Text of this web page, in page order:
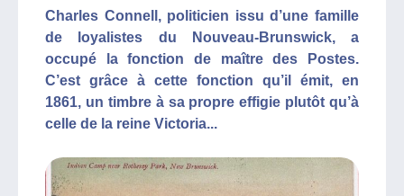
Charles Connell, politicien issu d’une famille
de loyalistes du Nouveau-Brunswick, a
occupé la fonction de maître des Postes.
C’est grâce à cette fonction qu’il émit, en
1861, un timbre à sa propre effigie plutôt qu’à
celle de la reine Victoria...